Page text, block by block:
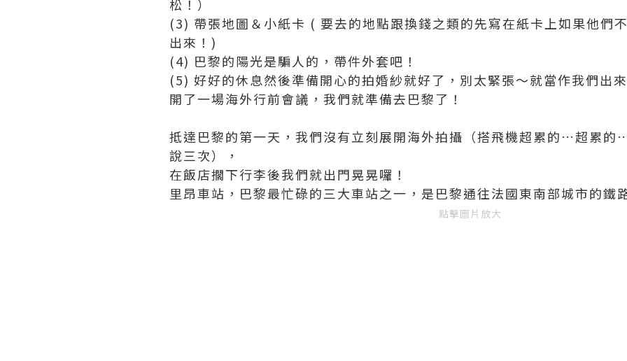
松！）
(3) 帶張地圖＆小紙卡 ( 要去的地點跟換錢之類的先寫在紙卡上如果他們
出來！)
(4) 巴黎的陽光是騙人的，帶件外套吧！
(5) 好好的休息然後準備開心的拍婚紗就好了，別太緊張～就當作我們出
開了一場海外行前會議，我們就準備去巴黎了！
抵達巴黎的第一天，我們沒有立刻展開海外拍攝（搭飛機超累的…超累
說三次），
在飯店擱下行李後我們就出門晃晃囉！
里昂車站，巴黎最忙碌的三大車站之一，是巴黎通往法國東南部城市的鐵
點擊圖片放大